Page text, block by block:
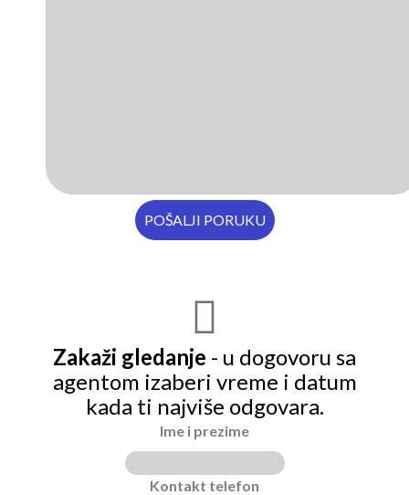
Zakaži gledanje - u dogovoru sa
agentom izaberi vreme i datum
kada ti najviše odgovara.
Ime i prezime
Kontakt telefon